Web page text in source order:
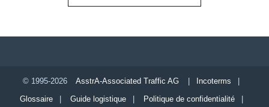
© 1995-2026 AsstrA-Associated Traffic AG Incoterms
Glossaire| Guide logistique| Politique de confidentialité|